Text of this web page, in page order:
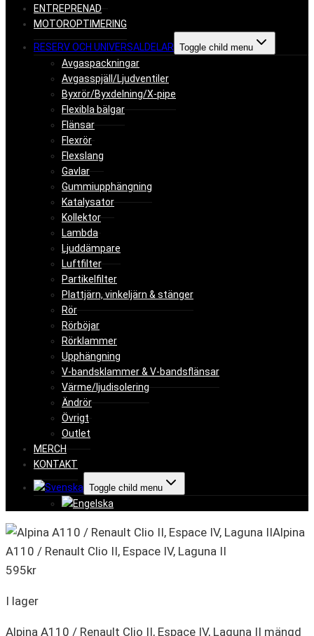
ENTREPRENAD
MOTOROPTIMERING
RESERV OCH UNIVERSALDELAR Toggle child menu
Avgaspackningar
Avgasspjäll/Ljudventiler
Byxrör/Byxdelning/X-pipe
Flexibla bälgar
Flänsar
Flexrör
Flexslang
Gavlar
Gummiupphängning
Katalysator
Kollektor
Lambda
Ljuddämpare
Luftfilter
Partikelfilter
Plattjärn, vinkeljärn & stänger
Rör
Rörböjar
Rörklammer
Upphängning
V-bandsklammer & V-bandsflänsar
Värme/ljudisolering
Ändrör
Övrigt
Outlet
MERCH
KONTAKT
Toggle child menu
Alpina
A110 / Renault Clio II, Espace IV, Laguna II
595kr
I lager
Alpina A110 / Renault Clio II, Espace IV, Laguna II mängd